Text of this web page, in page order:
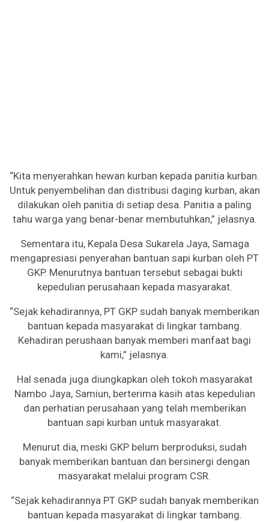
“Kita menyerahkan hewan kurban kepada panitia kurban.
Untuk penyembelihan dan distribusi daging kurban, akan
dilakukan oleh panitia di setiap desa. Panitia a paling
tahu warga yang benar-benar membutuhkan,” jelasnya.
Sementara itu, Kepala Desa Sukarela Jaya, Samaga
mengapresiasi penyerahan bantuan sapi kurban oleh PT
GKP. Menurutnya bantuan tersebut sebagai bukti
kepedulian perusahaan kepada masyarakat.
“Sejak kehadirannya, PT GKP sudah banyak memberikan
bantuan kepada masyarakat di lingkar tambang.
Kehadiran perushaan banyak memberi manfaat bagi
kami,” jelasnya.
Hal senada juga diungkapkan oleh tokoh masyarakat
Nambo Jaya, Samiun, berterima kasih atas kepedulian
dan perhatian perusahaan yang telah memberikan
bantuan sapi kurban untuk masyarakat.
Menurut dia, meski GKP belum berproduksi, sudah
banyak memberikan bantuan dan bersinergi dengan
masyarakat melalui program CSR.
“Sejak kehadirannya PT GKP sudah banyak memberikan
bantuan kepada masyarakat di lingkar tambang.